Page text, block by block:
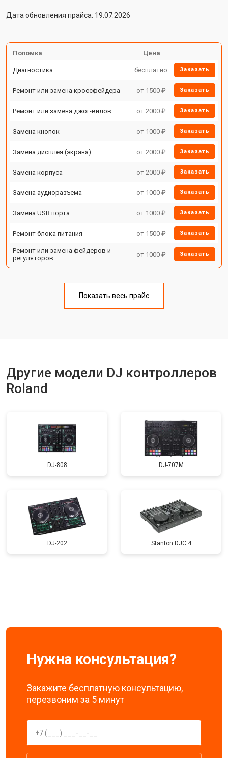
Дата обновления прайса: 19.07.2026
Поломка Цена
Диагностика бесплатно Заказать
Ремонт или замена кроссфейдера от 1500 ₽ Заказать
Ремонт или замена джог-вилов от 2000 ₽ Заказать
Замена кнопок от 1000 ₽ Заказать
Замена дисплея (экрана) от 2000 ₽ Заказать
Замена корпуса от 2000 ₽ Заказать
Замена аудиоразъема от 1000 ₽ Заказать
Замена USB порта от 1000 ₽ Заказать
Ремонт блока питания от 1500 ₽ Заказать
Ремонт или замена фейдеров и
регуляторов
от 1000 ₽ Заказать
Показать весь прайс
Другие модели DJ контроллеров
Roland
DJ-808 DJ-707M
DJ-202 Stanton DJC.4
Нужна консультация?
Закажите бесплатную консультацию,
перезвоним за 5 минут